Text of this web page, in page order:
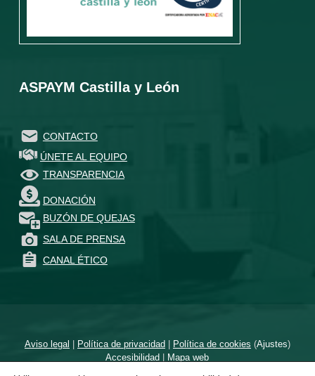
ASPAYM Castilla y León
CONTACTO
ÚNETE AL EQUIPO
TRANSPARENCIA
DONACIÓN
BUZÓN DE QUEJAS
SALA DE PRENSA
CANAL ÉTICO
Aviso legal | Política de privacidad| Política de cookies (Ajustes)
Accesibilidad | Mapa web